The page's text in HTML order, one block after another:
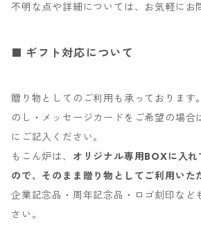
不明な点や詳細については、お気軽にお
ギフト対応について
贈り物としてのご利用も承っております。
のし・メッセージカードをご希望の場合
にご記入ください。
もこん炉は、 オリジナル専用BOXに入
ので、そのまま贈り物としてご利用いた
企業記念品・周年記念品・ロゴ刻印など
さい。